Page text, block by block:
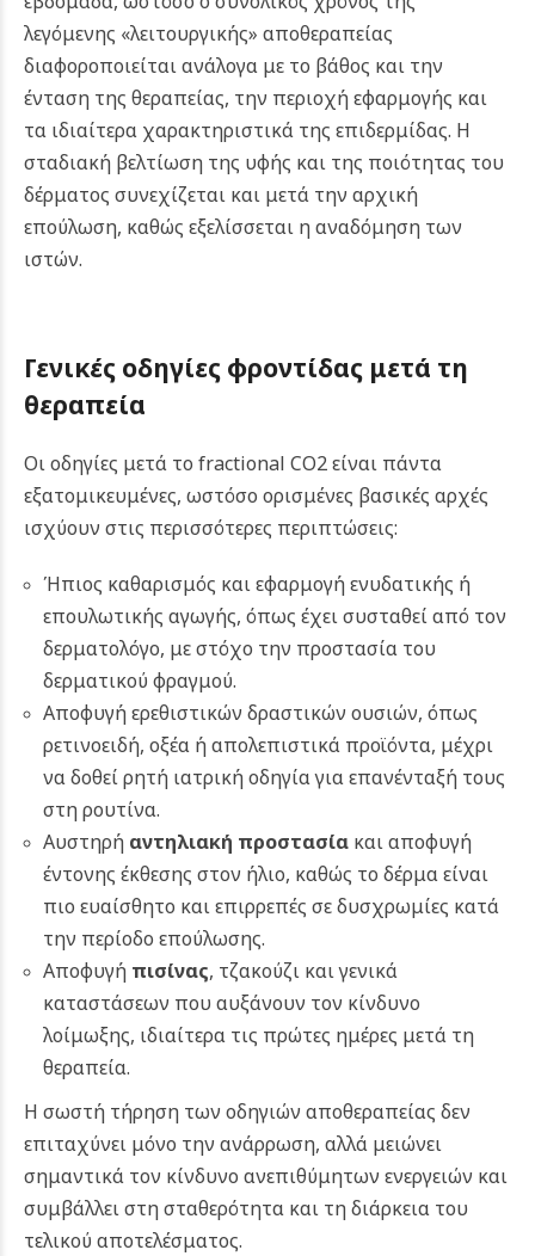
λεγόμενης «λειτουργικής» αποθεραπείας
διαφοροποιείται ανάλογα με το βάθος και την
ένταση της θεραπείας, την περιοχή εφαρμογής και
τα ιδιαίτερα χαρακτηριστικά της επιδερμίδας. Η
σταδιακή βελτίωση της υφής και της ποιότητας του
δέρματος συνεχίζεται και μετά την αρχική
επούλωση, καθώς εξελίσσεται η αναδόμηση των
ιστών.
Γενικές οδηγίες φροντίδας μετά τη
θεραπεία
Οι οδηγίες μετά το fractional CO2 είναι πάντα
εξατομικευμένες, ωστόσο ορισμένες βασικές αρχές
ισχύουν στις περισσότερες περιπτώσεις:
Ήπιος καθαρισμός και εφαρμογή ενυδατικής ή
επουλωτικής αγωγής, όπως έχει συσταθεί από τον
δερματολόγο, με στόχο την προστασία του
δερματικού φραγμού.
Αποφυγή ερεθιστικών δραστικών ουσιών, όπως
ρετινοειδή, οξέα ή απολεπιστικά προϊόντα, μέχρι
να δοθεί ρητή ιατρική οδηγία για επανένταξή τους
στη ρουτίνα.
Αυστηρή αντηλιακή προστασίακαι αποφυγή
έντονης έκθεσης στον ήλιο, καθώς το δέρμα είναι
πιο ευαίσθητο και επιρρεπές σε δυσχρωμίες κατά
την περίοδο επούλωσης.
Αποφυγή πισίνας, τζακούζι και γενικά
καταστάσεων που αυξάνουν τον κίνδυνο
λοίμωξης, ιδιαίτερα τις πρώτες ημέρες μετά τη
θεραπεία.
Η σωστή τήρηση των οδηγιών αποθεραπείας δεν
επιταχύνει μόνο την ανάρρωση, αλλά μειώνει
σημαντικά τον κίνδυνο ανεπιθύμητων ενεργειών και
συμβάλλει στη σταθερότητα και τη διάρκεια του
τελικού αποτελέσματος.